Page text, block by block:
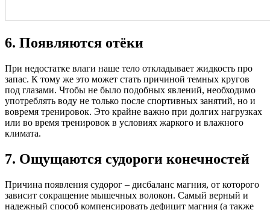
6. Появляются отёки
При недостатке влаги наше тело откладывает жидкость про
запас. К тому же это может стать причиной темных кругов
под глазами. Чтобы не было подобных явлений, необходимо
употреблять воду не только после спортивных занятий, но и
вовремя тренировок. Это крайне важно при долгих нагрузках
или во время тренировок в условиях жаркого и влажного
климата.
7. Ощущаются судороги конечностей
Причина появления судорог – дисбаланс магния, от которого
зависит сокращение мышечных волокон. Самый верный и
надежный способ компенсировать дефицит магния (а также